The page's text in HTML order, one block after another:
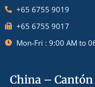
+65 6755 9019
+65 6755 9017
Mon-Fri : 9:00 AM to
China – Cantón